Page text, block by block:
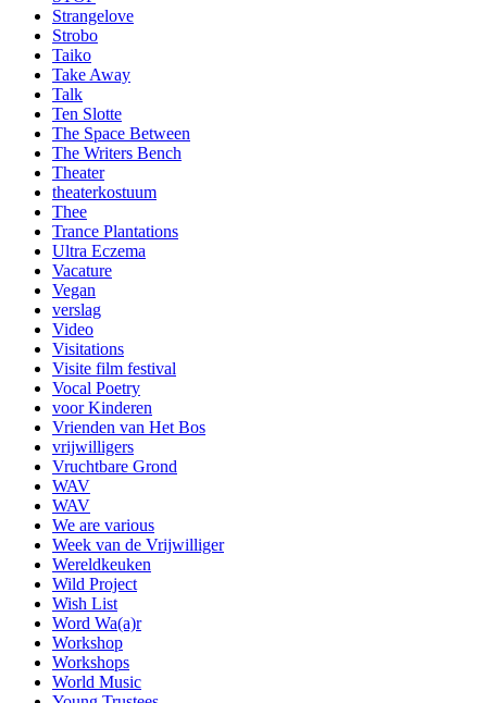
Strangelove
Strobo
Taiko
Take Away
Talk
Ten Slotte
The Space Between
The Writers Bench
Theater
theaterkostuum
Thee
Trance Plantations
Ultra Eczema
Vacature
Vegan
verslag
Video
Visitations
Visite film festival
Vocal Poetry
voor Kinderen
Vrienden van Het Bos
vrijwilligers
Vruchtbare Grond
WAV
WAV
We are various
Week van de Vrijwilliger
Wereldkeuken
Wild Project
Wish List
Word Wa(a)r
Workshop
Workshops
World Music